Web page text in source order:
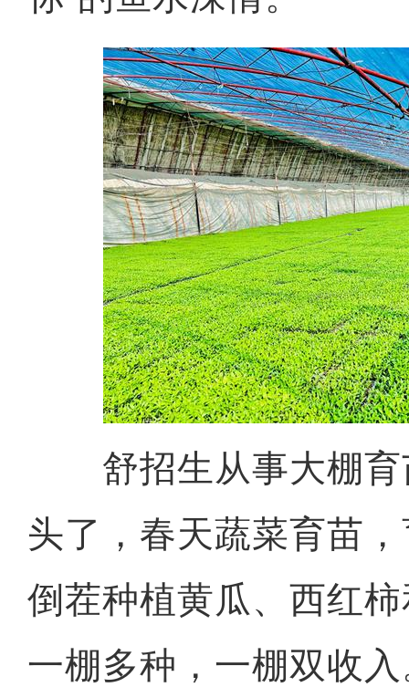
舒招生从事大棚育
头了，春天蔬菜育苗
倒茬种植黄瓜、西红
一棚多种，一棚双收